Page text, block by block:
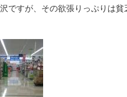
ですが、その欲張りっぷりは貧